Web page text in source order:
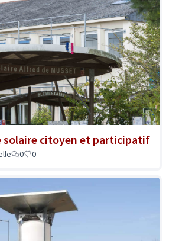
solaire citoyen et participatif
0 0